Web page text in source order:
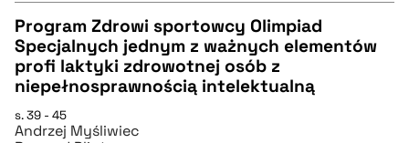
pobierz cytat
CZYSTY TEKST
pobierz cytat
Program Zdrowi sportowcy Olimpiad
Specjalnych jednym z ważnych elementów
profi laktyki zdrowotnej osób z
niepełnosprawnością intelektualną
s. 39 - 45
Andrzej Myśliwiec